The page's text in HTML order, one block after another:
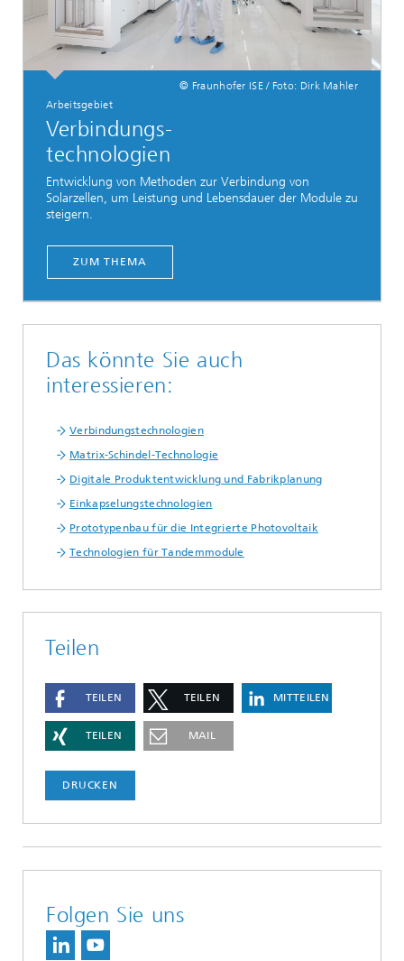
© Fraunhofer ISE / Foto: Dirk Mahler
Arbeitsgebiet
Verbindungs-
technologien
Entwicklung von Methoden zur Verbindung von
Solarzellen, um Leistung und Lebensdauer der Module zu
steigern.
ZUM THEMA
Das könnte Sie auch
interessieren:
Verbindungstechnologien
Matrix-Schindel-Technologie
Digitale Produktentwicklung und Fabrikplanung
Einkapselungstechnologien
Prototypenbau für die Integrierte Photovoltaik
Technologien für Tandemmodule
Teilen
TEILEN TEILEN MITTEILEN
TEILEN MAIL
DRUCKEN
Folgen Sie uns